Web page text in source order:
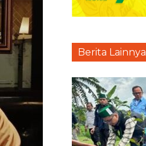
Berita Lainnya